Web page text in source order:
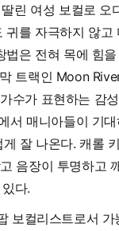
린 여성 보컬로 오
를 자극하지 않고
은 전혀 목에 힘
트랙인 Moon
수가 표현하는 감
서 매니아들이 기
잘 나온다. 캐롤
음장이 투명하고
다.
보컬리스트로서 가